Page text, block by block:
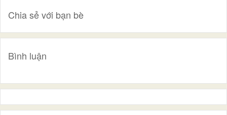
Chia sẻ với bạn bè
Bình luận